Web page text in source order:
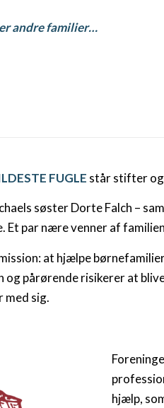
andre familier…
FUGLE står stifter og
søster Dorte Falch –
Et par nære venner af
at hjælpe
og pårørende risikerer at
med sig.
hjælp,